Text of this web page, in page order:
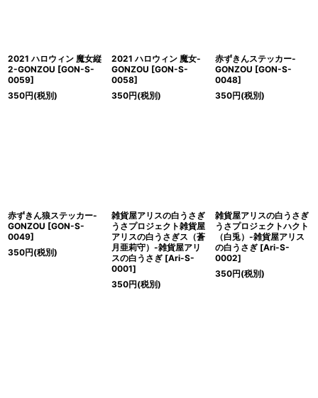
2021 ハロウィン 魔女縦
2-GONZOU [GON-S-
0059]
350円(税別)
2021 ハロウィン 魔女-
GONZOU [GON-S-
0058]
350円(税別)
赤ずきんステッカー-
GONZOU [GON-S-
0048]
350円(税別)
赤ずきん狼ステッカー-
GONZOU [GON-S-
0049]
350円(税別)
雑貨屋アリスの白うさぎ
うさプロジェクト雑貨屋
アリスの白うさぎス（蒼
月亜莉守）-雑貨屋アリ
スの白うさぎ [Ari-S-
0001]
350円(税別)
雑貨屋アリスの白うさぎ
うさプロジェクトハクト
（白兎）-雑貨屋アリス
の白うさぎ [Ari-S-
0002]
350円(税別)